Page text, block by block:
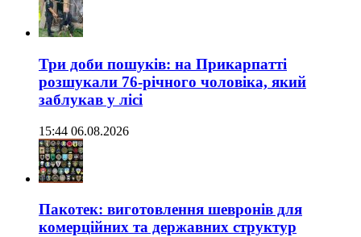
Три доби пошуків: на Прикарпатті
розшукали 76-річного чоловіка, який
заблукав у лісі
15:44 06.08.2026
Пакотек: виготовлення шевронів для
комерційних та державних структур